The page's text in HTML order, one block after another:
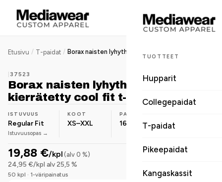
TUOTTEET
Hupparit
Collegepaidat
T-paidat
Pikeepaidat
Kangaskassit
Etusivu / T-paidat /
37523
Borax naisten lyhythihainen GRS-
kierrätetty cool fit t-paita
ISTUVUUS
Regular Fit
Istuvuusopas →
KOOT
XS–XXL
PAINO
160 g/m² Polyesteri
19,88 €/kpl (alv 0 %)
24,95 €/kpl alv 25,5 %
50 kpl · 1-väripainatus